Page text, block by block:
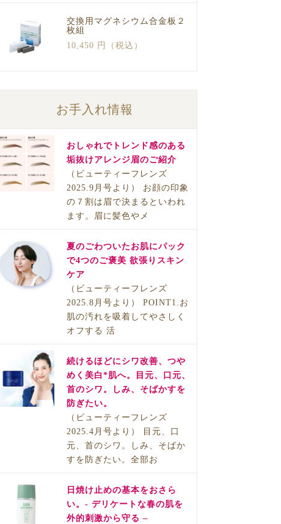
交換用マグネシウム合金板２
枚組
10,450 円（税込）
お手入れ情報
おしゃれでトレンド感のある
垢抜けアレンジ眉のご紹介
（ビューティーフレンズ
2025.9月号より） お顔の印象
の７割は眉で決まるといわれ
ます。眉に髪色やメ
夏のごわついたお肌にパック
で4つのご褒美 欲張りスキン
ケア
（ビューティーフレンズ
2025.8月号より） POINT1.お
肌の汚れを吸着してやさしく
オフする 活
続けるほどにシワ改善、つや
めく美白*肌へ。目元、口元、
首のシワ。しみ、そばかすを
防ぎたい。
（ビューティーフレンズ
2025.4月号より） 目元、口
元、首のシワ。しみ、そばか
すを防ぎたい。全部お
日焼け止めの基本をおさら
い。- デリケートな春の肌を
外的刺激から守る –